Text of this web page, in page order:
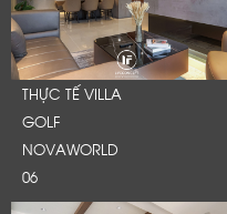
THỰC TẾ VILLA
GOLF
NOVAWORLD
06